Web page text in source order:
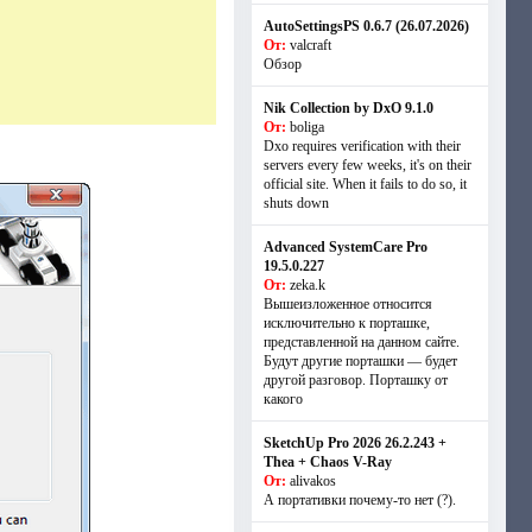
AutoSettingsPS 0.6.7 (26.07.2026)
От: valcraft
Обзор
Nik Collection by DxO 9.1.0
От: boliga
Dxo requires verification with their
servers every few weeks, it's on their
official site. When it fails to do so, it
shuts down
Advanced SystemCare Pro
19.5.0.227
От: zeka.k
Вышеизложенное относится
исключительно к порташке,
представленной на данном сайте.
Будут другие порташки — будет
другой разговор. Порташку от
какого
SketchUp Pro 2026 26.2.243 +
Thea + Chaos V-Ray
От: alivakos
А портативки почему-то нет (?).